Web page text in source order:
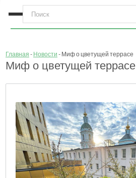
Главная Новости Миф о цветущей террасе
Миф о цветущей террасе